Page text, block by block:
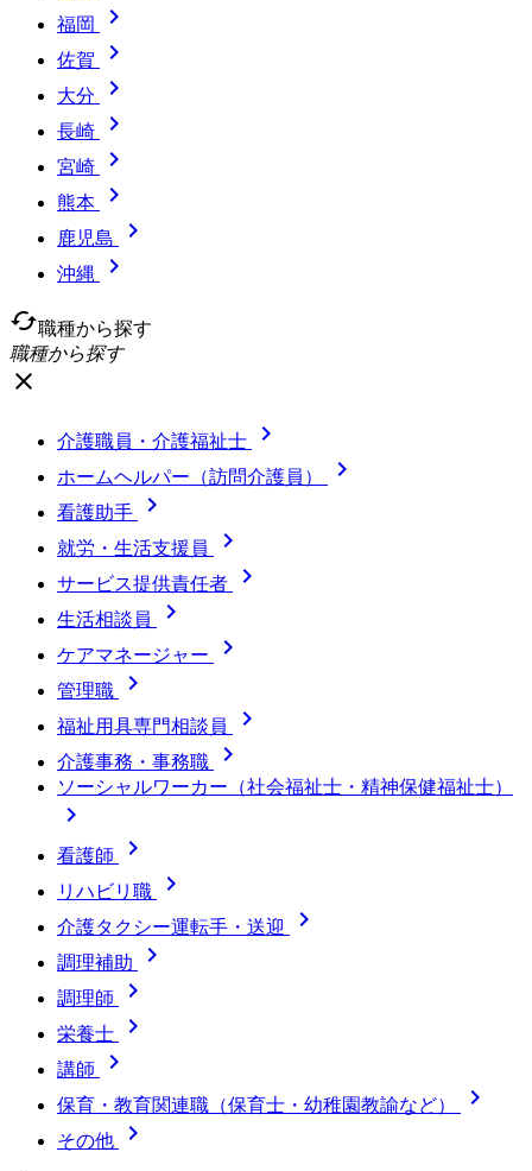
福岡 
佐賀 
大分 
長崎 
宮崎 
熊本 
鹿児島 
沖縄

cached職種から探す
職種から探す
close
介護職員・介護福祉士 
ホームヘルパー（訪問介護員） 
看護助手 
就労・生活支援員 
サービス提供責任者 
生活相談員 
ケアマネージャー 
管理職 
福祉用具専門相談員 
介護事務・事務職 
ソーシャルワーカー（社会福祉士・精神保健福祉士）

看護師 
リハビリ職 
介護タクシー運転手・送迎 
調理補助 
調理師 
栄養士 
講師 
保育・教育関連職（保育士・幼稚園教諭など） 
その他
